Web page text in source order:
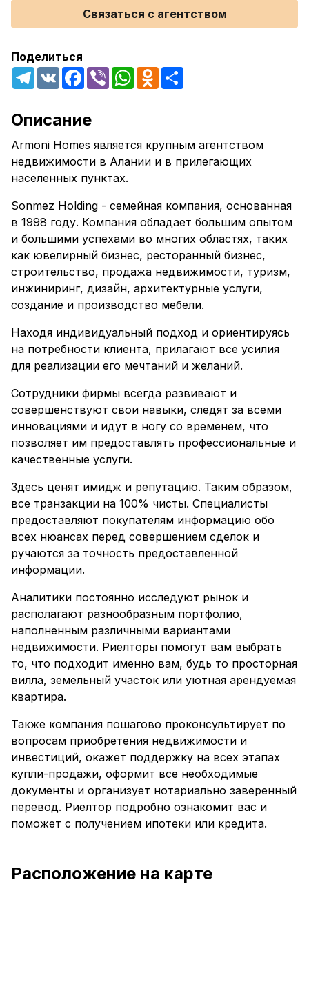
Связаться с агентством
Поделиться
Telegram
VK Facebook
Viber WhatsAppOdnoklassniki
Описание
Armoni Homes является крупным агентством
недвижимости в Алании и в прилегающих
населенных пунктах.
Sonmez Holding - семейная компания, основанная
в 1998 году. Компания обладает большим опытом
и большими успехами во многих областях, таких
как ювелирный бизнес, ресторанный бизнес,
строительство, продажа недвижимости, туризм,
инжиниринг, дизайн, архитектурные услуги,
создание и производство мебели.
Находя индивидуальный подход и ориентируясь
на потребности клиента, прилагают все усилия
для реализации его мечтаний и желаний.
Сотрудники фирмы всегда развивают и
совершенствуют свои навыки, следят за всеми
инновациями и идут в ногу со временем, что
позволяет им предоставлять профессиональные и
качественные услуги.
Здесь ценят имидж и репутацию. Таким образом,
все транзакции на 100% чисты. Специалисты
предоставляют покупателям информацию обо
всех нюансах перед совершением сделок и
ручаются за точность предоставленной
информации.
Аналитики постоянно исследуют рынок и
располагают разнообразным портфолио,
наполненным различными вариантами
недвижимости. Риелторы помогут вам выбрать
то, что подходит именно вам, будь то просторная
вилла, земельный участок или уютная арендуемая
квартира.
Также компания пошагово проконсультирует по
вопросам приобретения недвижимости и
инвестиций, окажет поддержку на всех этапах
купли-продажи, оформит все необходимые
документы и организует нотариально заверенный
перевод. Риелтор подробно ознакомит вас и
поможет с получением ипотеки или кредита.
Расположение на карте